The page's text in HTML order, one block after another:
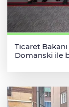
Ticaret
Domanski ile